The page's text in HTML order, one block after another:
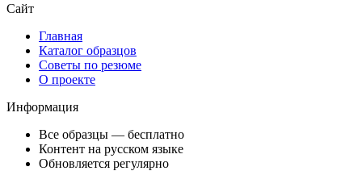
Сайт
Главная
Каталог образцов
Советы по резюме
О проекте
Информация
Все образцы — бесплатно
Контент на русском языке
Обновляется регулярно